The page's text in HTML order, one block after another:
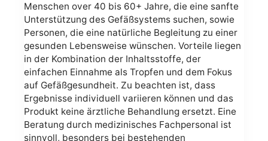
Menschen over 40 bis 60+ Jahre, die eine sanfte
Unterstützung des Gefäßsystems suchen, sowie
Personen, die eine natürliche Begleitung zu einer
gesunden Lebensweise wünschen. Vorteile liegen
in der Kombination der Inhaltsstoffe, der
einfachen Einnahme als Tropfen und dem Fokus
auf Gefäßgesundheit. Zu beachten ist, dass
Ergebnisse individuell variieren können und das
Produkt keine ärztliche Behandlung ersetzt. Eine
Beratung durch medizinisches Fachpersonal ist
sinnvoll, besonders bei bestehenden